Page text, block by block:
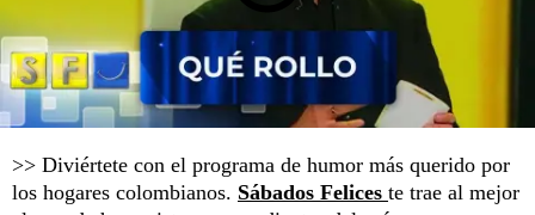
>> Diviértete con el programa de humor más querido por
los hogares colombianos. Sábados Felices te trae al mejor